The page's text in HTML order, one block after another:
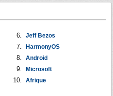
Jeff Bezos
HarmonyOS
Android
Microsoft
Afrique